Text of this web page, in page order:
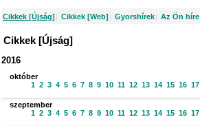
Cikkek [Újság] | Cikkek [Web] | Gyorshírek| Az Ön híre
Cikkek [Újság]
2016
október
1 2 3 4 5 6 7 8 9 10 11 12 13 14 15 16 17
szeptember
1 2 3 4 5 6 7 8 9 10 11 12 13 14 15 16 17